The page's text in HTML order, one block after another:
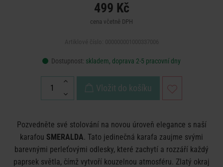
499 Kč
cena včetně DPH
Dostupnost: skladem, doprava 2-5 pracovní dny
Vložit do košíku
Pozvedněte své stolování na novou úroveň elegance s naší
karafou SMERALDA. Tato jedinečná karafa zaujme svými
barevnými perleťovými odlesky, které zachytí a rozzáří každý
paprsek světla, čímž vytvoří kouzelnou atmosféru. Zlatý okraj